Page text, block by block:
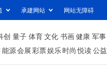
承建网站 网站无障碍
创 量子 体育文化 书画健康 军事
能源会展彩票娱乐时尚 悦读公益